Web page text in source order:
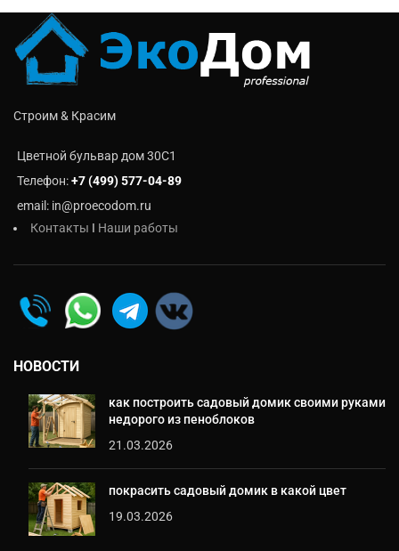
Строим & Красим
Цветной бульвар дом 30C1
Телефон:+7 (499) 577-04-89
email: in@proecodom.ru
Контакты I Наши работы
НОВОСТИ
как построить садовый домик своими руками
недорого из пеноблоков
21.03.2026
покрасить садовый домик в какой цвет
19.03.2026